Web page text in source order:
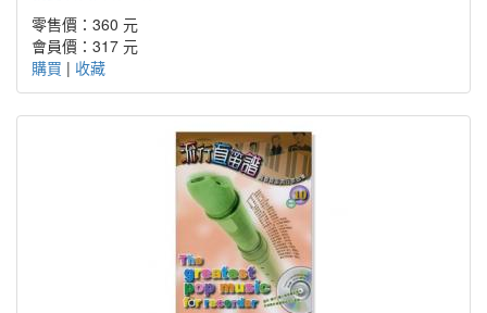
零售價：360 元
會員價：317 元
購買 | 收藏